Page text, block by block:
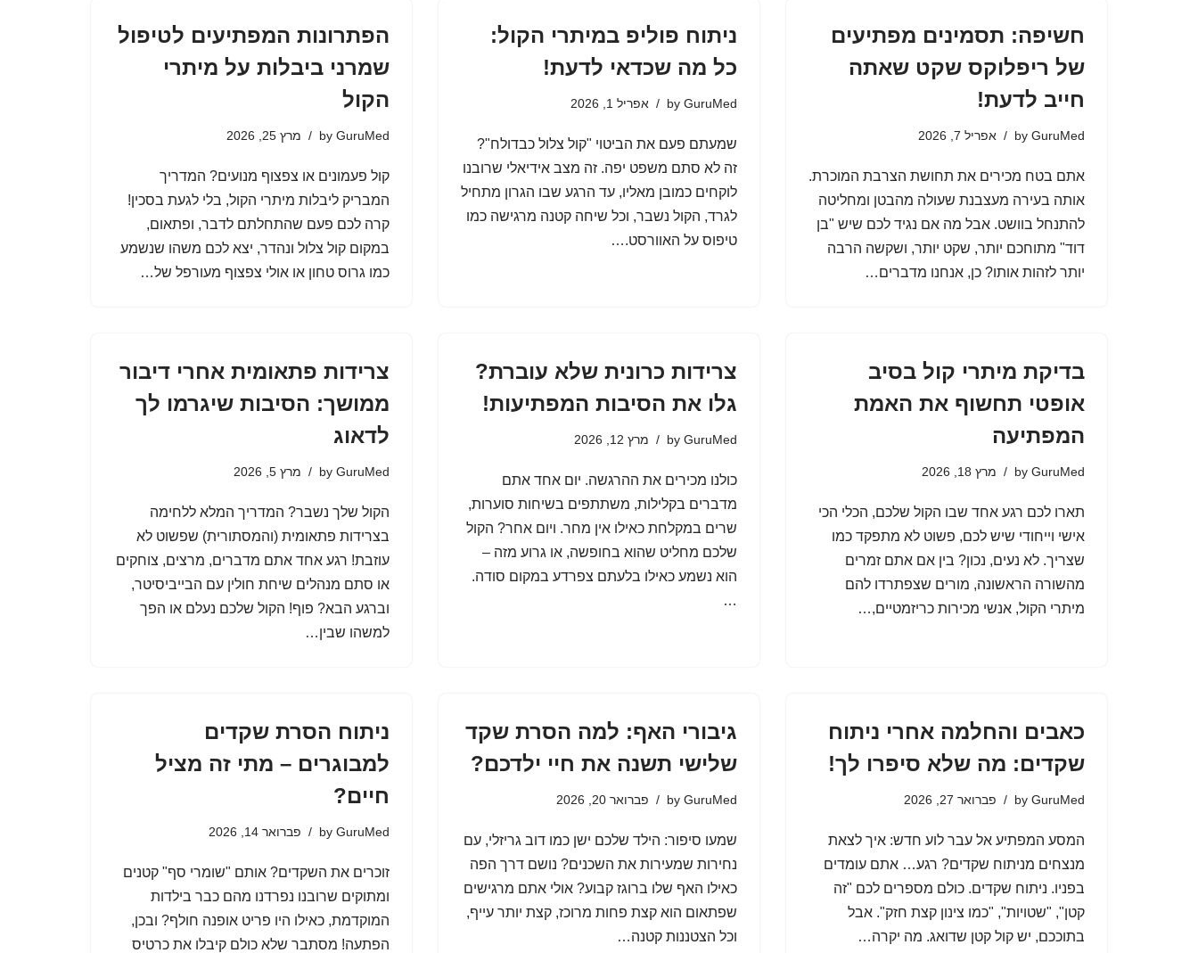
חשיפה: תסמינים מפתיעים
של ריפלוקס שקט שאתה
חייב לדעת!
by GuruMed אפריל 7, 2026
אתם בטח מכירים את תחושת הצרבת המוכרת.
אותה בעירה מעצבנת שעולה מהבטן ומחליטה
להתנחל בוושט. אבל מה אם נגיד לכם שיש "בן
דוד" מתוחכם יותר, שקט יותר, ושקשה הרבה
יותר לזהות אותו? כן, אנחנו מדברים…
ניתוח פוליפ במיתרי הקול:
כל מה שכדאי לדעת!
by GuruMed אפריל 1, 2026
שמעתם פעם את הביטוי "קול צלול כבדולח"?
זה לא סתם משפט יפה. זה מצב אידיאלי שרובנו
לוקחים כמובן מאליו, עד הרגע שבו הגרון מתחיל
לגרד, הקול נשבר, וכל שיחה קטנה מרגישה כמו
טיפוס על האוורסט.…
הפתרונות המפתיעים לטיפול
שמרני ביבלות על מיתרי
הקול
by GuruMed מרץ 25, 2026
קול פעמונים או צפצוף מנועים? המדריך
המבריק ליבלות מיתרי הקול, בלי לגעת בסכין!
קרה לכם פעם שהתחלתם לדבר, ופתאום,
במקום קול צלול ונהדר, יצא לכם משהו שנשמע
כמו גרוס טחון או אולי צפצוף מעורפל של…
בדיקת מיתרי קול בסיב
אופטי תחשוף את האמת
המפתיעה
by GuruMed מרץ 18, 2026
תארו לכם רגע אחד שבו הקול שלכם, הכלי הכי
אישי וייחודי שיש לכם, פשוט לא מתפקד כמו
שצריך. לא נעים, נכון? בין אם אתם זמרים
מהשורה הראשונה, מורים שצפתרדו להם
מיתרי הקול, אנשי מכירות כריזמטיים,…
צרידות כרונית שלא עוברת?
גלו את הסיבות המפתיעות!
by GuruMed מרץ 12, 2026
כולנו מכירים את ההרגשה. יום אחד אתם
מדברים בקלילות, משתתפים בשיחות סוערות,
שרים במקלחת כאילו אין מחר. ויום אחר? הקול
שלכם מחליט שהוא בחופשה, או גרוע מזה –
הוא נשמע כאילו בלעתם צפרדע במקום סודה.
…
צרידות פתאומית אחרי דיבור
ממושך: הסיבות שיגרמו לך
לדאוג
by GuruMed מרץ 5, 2026
הקול שלך נשבר? המדריך המלא ללחימה
בצרידות פתאומית (והמסתורית) שפשוט לא
עוזבת! רגע אחד אתם מדברים, מרצים, צוחקים
או סתם מנהלים שיחת חולין עם הבייביסיטר,
וברגע הבא? פוף! הקול שלכם נעלם או הפך
למשהו שבין…
כאבים והחלמה אחרי ניתוח
שקדים: מה שלא סיפרו לך!
by GuruMed פברואר 27, 2026
המסע המפתיע אל עבר לוע חדש: איך לצאת
מנצחים מניתוח שקדים? רגע… אתם עומדים
בפניו. ניתוח שקדים. כולם מספרים לכם "זה
קטן", "שטויות", "כמו צינון קצת חזק". אבל
בתוככם, יש קול קטן שדואג. מה יקרה…
גיבורי האף: למה הסרת שקד
שלישי תשנה את חיי ילדכם?
by GuruMed פברואר 20, 2026
שמעו סיפור: הילד שלכם ישן כמו דוב גריזלי, עם
נחירות שמעירות את השכנים? נושם דרך הפה
כאילו האף שלו ברוגז קבוע? אולי אתם מרגישים
שפתאום הוא קצת פחות מרוכז, קצת יותר עייף,
וכל הצטננות קטנה…
ניתוח הסרת שקדים
למבוגרים – מתי זה מציל
חיים?
by GuruMed פברואר 14, 2026
זוכרים את השקדים? אותם "שומרי סף" קטנים
ומתוקים שרובנו נפרדנו מהם כבר בילדות
המוקדמת, כאילו היו פריט אופנה חולף? ובכן,
הפתעה! מסתבר שלא כולם קיבלו את כרטיס